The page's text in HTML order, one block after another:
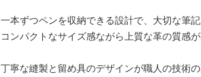
一本ずつペンを収納できる設計で、大切な筆
コンパクトなサイズ感ながら上質な革の質感
丁寧な縫製と留め具のデザインが職人の技術の